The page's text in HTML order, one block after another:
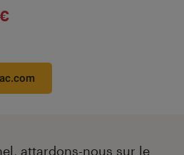
attardons-nous sur le